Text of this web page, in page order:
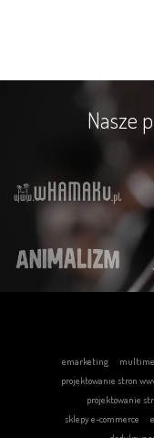
Nasze
emarketing
projektowanie stron
projektowanie
sklepy e-commerce